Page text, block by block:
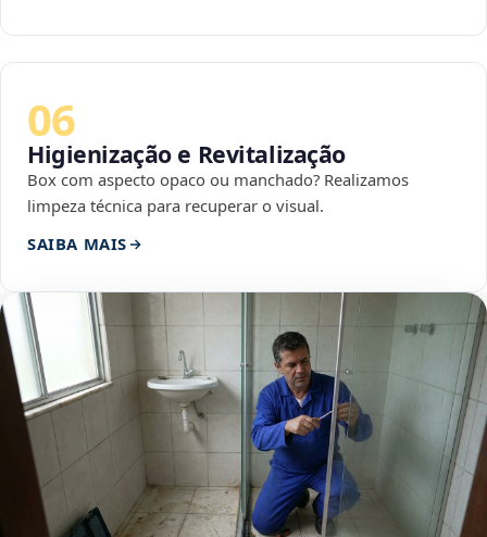
06
Higienização e Revitalização
Box com aspecto opaco ou manchado? Realizamos
limpeza técnica para recuperar o visual.
SAIBA MAIS